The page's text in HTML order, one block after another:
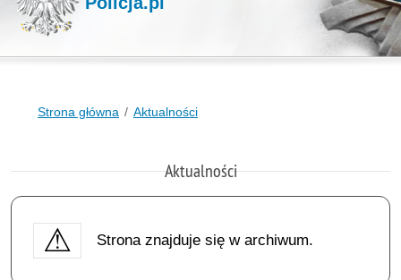
Strona główna Aktualności
Aktualności
Strona znajduje się w archiwum.